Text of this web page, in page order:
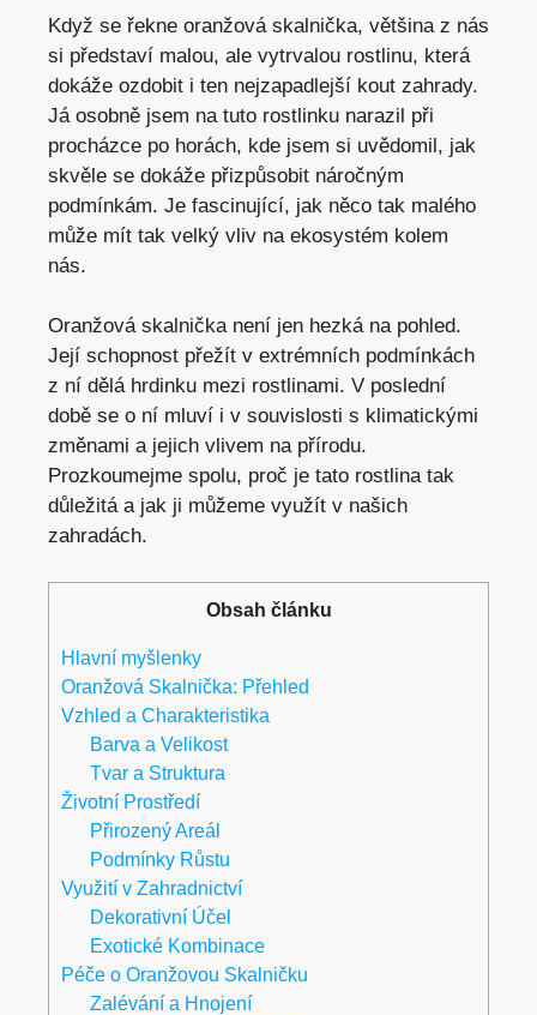
Když se řekne oranžová skalnička, většina z nás
si představí malou, ale vytrvalou rostlinu, která
dokáže ozdobit i ten nejzapadlejší kout zahrady.
Já osobně jsem na tuto rostlinku narazil při
procházce po horách, kde jsem si uvědomil, jak
skvěle se dokáže přizpůsobit náročným
podmínkám. Je fascinující, jak něco tak malého
může mít tak velký vliv na ekosystém kolem
nás.
Oranžová skalnička není jen hezká na pohled.
Její schopnost přežít v extrémních podmínkách
z ní dělá hrdinku mezi rostlinami. V poslední
době se o ní mluví i v souvislosti s klimatickými
změnami a jejich vlivem na přírodu.
Prozkoumejme spolu, proč je tato rostlina tak
důležitá a jak ji můžeme využít v našich
zahradách.
Obsah článku
Hlavní myšlenky
Oranžová Skalnička: Přehled
Vzhled a Charakteristika
Barva a Velikost
Tvar a Struktura
Životní Prostředí
Přirozený Areál
Podmínky Růstu
Využití v Zahradnictví
Dekorativní Účel
Exotické Kombinace
Péče o Oranžovou Skalničku
Zalévání a Hnojení